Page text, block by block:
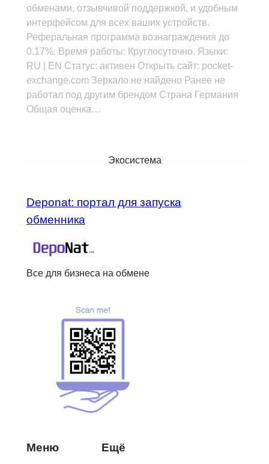
обменами, отзывчивой поддержкой, и удобным
интерфейсом для всех ваших устройств.
Реферальная программа вознаграждения до
0.17%. Время работы: Круглосуточно. Языки:
RU | EN Статус: активен Открыть сайт: pocket-
exchange.com Зеркало не найдено Ранее не
работал под другим брендом Страна Германия
Общая оценка…
Экосистема
Deponat: портал для запуска
обменника
Все для бизнеса на обмене
Меню Ещё